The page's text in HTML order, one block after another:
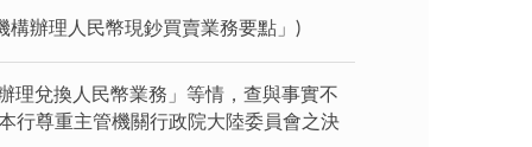
構辦理人民幣現鈔買賣業務要點」)
理兌換人民幣業務」等情，查與事實不
行尊重主管機關行政院大陸委員會之決